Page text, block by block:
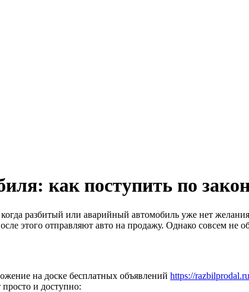
как поступить по
разбитый или аварийный автомобиль уже нет
этого отправляют авто на продажу. Однако совсем не
на доске бесплатных объявлений https://
и доступно: